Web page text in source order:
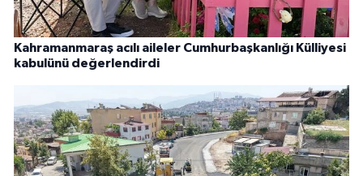
Kahramanmaraş acılı aileler Cumhurbaşkanlığı Külliyesi
kabulünü değerlendirdi